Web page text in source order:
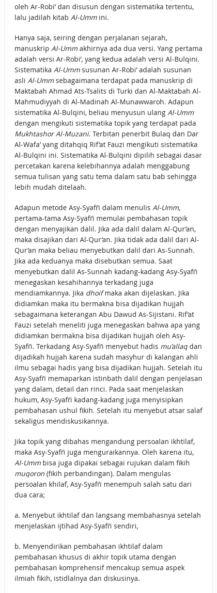
oleh Ar-Robi’ dan disusun dengan sistematika tertentu,
lalu jadilah kitab Al-Ummini.
Hanya saja, seiring dengan perjalanan sejarah,
manuskrip Al-Ummakhirnya ada dua versi. Yang pertama
adalah versi Ar-Robi’, yang kedua adalah versi Al-Bulqini.
Sistematika Al-Ummsusunan Ar-Robi’ adalah susunan
asli Al-Ummsebagaimana terdapat pada manuskrip di
Maktabah Ahmad Ats-Tsalits di Turki dan Al-Maktabah Al-
Mahmudiyyah di Al-Madinah Al-Munawwaroh. Adapun
sistematika Al-Bulqini, beliau menyusun ulang Al-Umm
dengan mengikuti sistematika topik yang terdapat pada
Mukhtashor Al-Muzani. Terbitan penerbit Bulaq dan Dar
Al-Wafa’ yang ditahqiq Rif’at Fauzi mengikuti sistematika
Al-Bulqini ini. Sistematika Al-Bulqini dipilih sebagai dasar
percetakan karena kelebihannya adalah menggabung
semua tulisan yang satu tema dalam satu bab sehingga
lebih mudah ditelaah.
Adapun metode Asy-Syafi’i dalam menulis Al-Umm,
pertama-tama Asy-Syafi’i memulai pembahasan topik
dengan menyajikan dalil. Jika ada dalil dalam Al-Qur’an,
maka disajikan dari Al-Qur’an. Jika tidak ada dalil dari Al-
Qur’an maka beliau menyebutkan dalil dari As-Sunnah.
Jika ada keduanya maka disebutkan semua. Saat
menyebutkan dalil As-Sunnah kadang-kadang Asy-Syafi’i
menegaskan kesahihannya terkadang juga
mendiamkannya. Jika dhoifmaka akan dijelaskan. Jika
didiamkan maka itu bermakna bisa dijadikan hujjah
sebagaimana keterangan Abu Dawud As-Sijistani. Rif’at
Fauzi setelah meneliti juga menegaskan bahwa apa yang
didiamkan bermakna bisa dijadikan hujjah oleh Asy-
Syafi’i. Terkadang Asy-Syafi’i menyebut hadis mu’allaqdan
dijadikah hujjah karena sudah masyhur di kalangan ahli
ilmu sebagai hadis yang bisa dijadikan hujjah. Setelah itu
Asy-Syafi’i memaparkan istinbath dalil dengan penjelasan
yang dalam, detail dan rinci. Pada saat menjelaskan
hukum, Asy-Syafi’i kadang-kadang juga menyisipkan
pembahasan ushul fikih. Setelah itu menyebut atsar salaf
sekaligus mendiskusikannya.
Jika topik yang dibahas mengandung persoalan ikhtilaf,
maka Asy-Syafi’i juga menguraikannya. Oleh karena itu,
Al-Ummbisa juga dipakai sebagai rujukan dalam fikih
muqoron(fikih perbandingan). Dalam mengulas
persoalan khilaf, Asy-Syafi’i menempuh salah satu dari
dua cara;
a. Menyebut ikhtilaf dan langsang membahasnya setelah
menjelaskan ijtihad Asy-Syafi’i sendiri,
b. Menyendirikan pembahasan ikhtilaf dalam
pembahasan khusus di akhir topik utama dengan
pembahasan komprehensif mencakup semua aspek
ilmiah fikih, istidlalnya dan diskusinya.